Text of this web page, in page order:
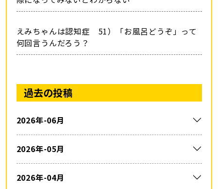
えみちゃんは認知症 51）「お風呂どうぞ」って
何回言うんだろう？
過去の投稿
2026年-06月
2026年-05月
2026年-04月